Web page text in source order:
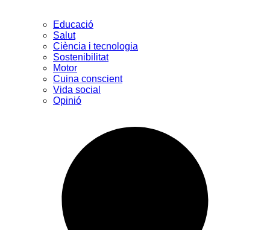
Educació
Salut
Ciència i tecnologia
Sostenibilitat
Motor
Cuina conscient
Vida social
Opinió